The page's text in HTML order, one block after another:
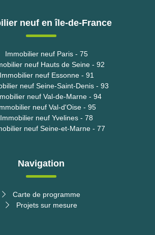
neuf en île-de-France
Immobilier neuf Paris - 75
neuf Hauts de Seine - 92
Immobilier neuf Essonne - 91
neuf Seine-Saint-Denis - 93
neuf Val-de-Marne - 94
neuf Val-d'Oise - 95
Immobilier neuf Yvelines - 78
neuf Seine-et-Marne - 77
Navigation
Carte de programme
Projets sur mesure